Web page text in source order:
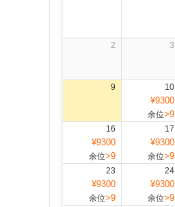
2 3
9 10
¥9300
余位>9
16
¥9300
余位>9
17
¥9300
余位>9
23
¥9300
余位>9
24
¥9300
余位>9